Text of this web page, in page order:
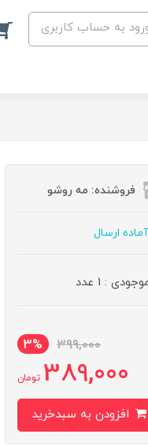
به حساب کاربری
فروشنده: مه رو‌شو
آماده ارسال
: 1 عدد
399,000
3%
389,000 تومان